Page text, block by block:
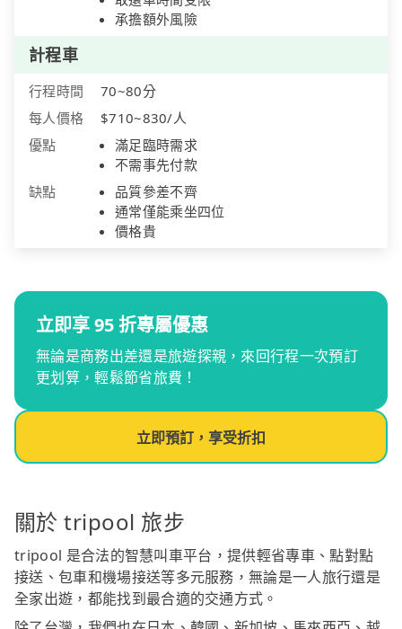
承擔額外風險
計程車
行程時間
70~80分
每人價格
$710~830/人
優點
滿足臨時需求
不需事先付款
缺點
品質參差不齊
通常僅能乘坐四位
價格貴
立即享 95 折專屬優惠
無論是商務出差還是旅遊探親，來回行程一次預訂
更划算，輕鬆節省旅費！
立即預訂，享受折扣
關於 tripool 旅步
tripool 是合法的智慧叫車平台，提供輕省專車、點對點
接送、包車和機場接送等多元服務，無論是一人旅行還是
全家出遊，都能找到最合適的交通方式。